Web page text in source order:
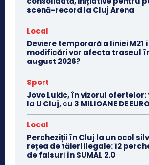
scenă-record la Cluj Arena
Local
Deviere temporară a liniei M21
modificări vor afecta traseul
august 2026?
Sport
Jovo Lukic, în vizorul
la U Cluj, cu 3 MILIOANE DE
Local
Percheziții în Cluj la un ocol
rețea de tăieri ilegale: 12
de falsuri în SUMAL 2.0